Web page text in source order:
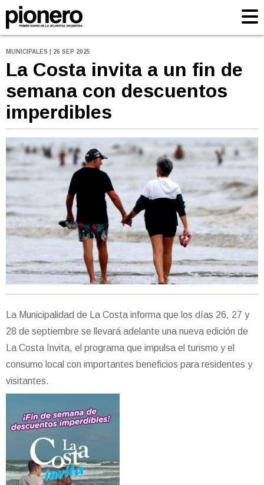
MUNICIPALES | 26 SEP 2025
La Costa invita a un fin de
semana con descuentos
imperdibles
La Municipalidad de La Costa informa que los días 26, 27 y
28 de septiembre se llevará adelante una nueva edición de
La Costa Invita, el programa que impulsa el turismo y el
consumo local con importantes beneficios para residentes y
visitantes.